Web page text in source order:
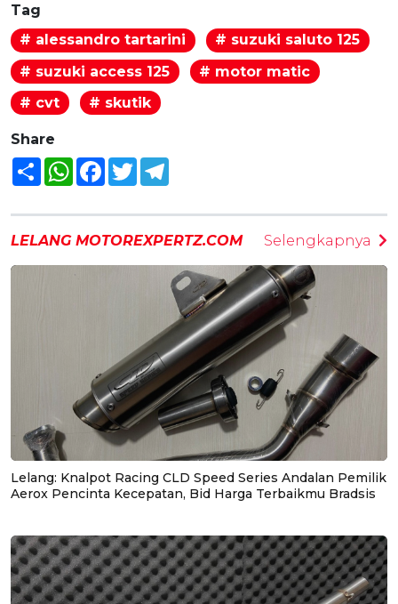
Tag
# alessandro tartarini
# suzuki saluto 125
# suzuki access 125
# motor matic
# cvt
# skutik
Share
Share WhatsAppFacebook
Twitter
LELANG MOTOREXPERTZ.COM Selengkapnya
Lelang: Knalpot Racing CLD Speed Series Andalan Pemilik
Aerox Pencinta Kecepatan, Bid Harga Terbaikmu Bradsis